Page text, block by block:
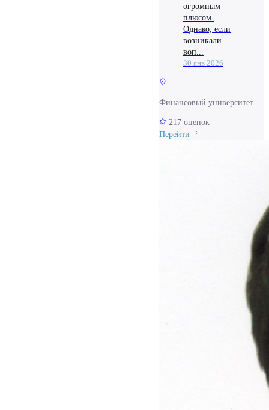
огромным
плюсом.
Однако, если
возникали
воп...
30 янв 2026
Финансовый университет
217 оценок
Перейти